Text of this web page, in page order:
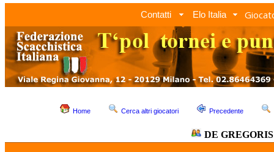
Contatti Elo Italia
Home Cerca altri giocatori Precedente
DE